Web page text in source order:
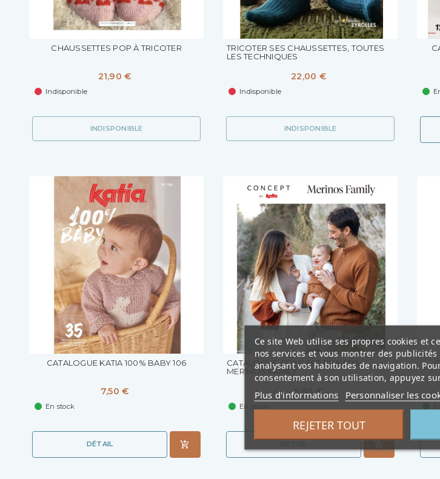
CHAUSSETTES POP À TRICOTER
21,90 €
Indisponible
INDISPONIBLE
TRICOTER SES CHAUSSETTES, TOUTES
LES TECHNIQUES
22,00 €
Indisponible
INDISPONIBLE
CATALOGUE KATIA 100% BABY 106
7,50 €
En stock
DÉTAIL
CATALOGUE CONCEPT BY KATIA
MERINOS FAMILY
5,95 €
En stock
Ce site Web utilise ses propres cookies et
nos services et vous montrer des
analysant vos habitudes de navigation.
consentement à son utilisation, appuyez
Plus d'informations Personnaliser les
REJETER TOUT